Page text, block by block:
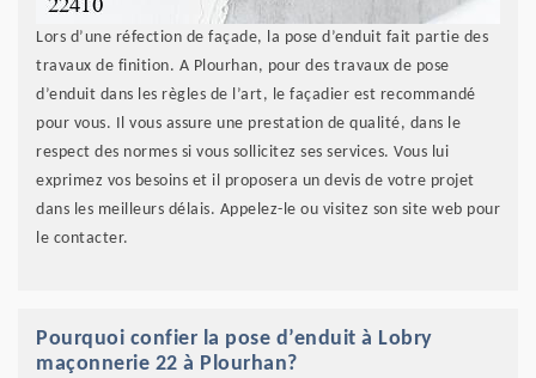
Lors d’une réfection de façade, la pose d’enduit fait partie des
travaux de finition. A Plourhan, pour des travaux de pose
d’enduit dans les règles de l’art, le façadier est recommandé
pour vous. Il vous assure une prestation de qualité, dans le
respect des normes si vous sollicitez ses services. Vous lui
exprimez vos besoins et il proposera un devis de votre projet
dans les meilleurs délais. Appelez-le ou visitez son site web pour
le contacter.
Pourquoi confier la pose d’enduit à Lobry
maçonnerie 22 à Plourhan?